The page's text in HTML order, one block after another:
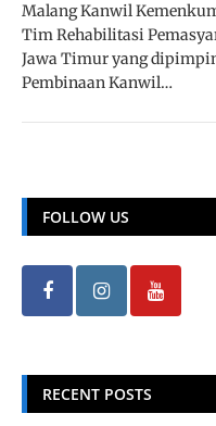
Malang Kanwil
Tim Rehabilitasi
Jawa Timur yang
Pembinaan Kanwil…
FOLLOW US
RECENT POSTS